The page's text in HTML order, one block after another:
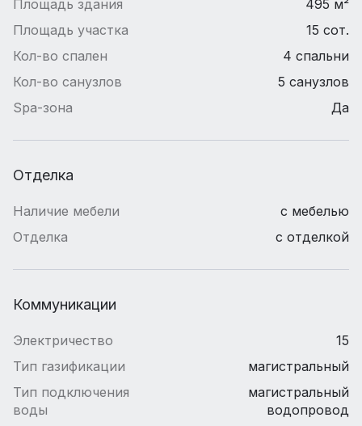
Площадь здания
495 м²
Площадь участка
15 сот.
Кол-во спален
4 спальни
Кол-во санузлов
5 санузлов
Spa-зона
Да
Отделка
Наличие мебели
с мебелью
Отделка
с отделкой
Коммуникации
Электричество
15
Тип газификации
магистральный
Тип подключения
воды
магистральный
водопровод